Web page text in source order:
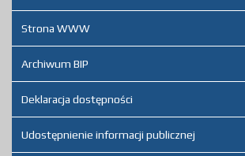
Strona WWW
Archiwum BIP
Deklaracja dostępności
Udostępnienie informacji publicznej